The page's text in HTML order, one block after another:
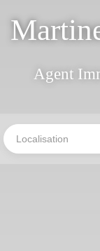
Agent
Localisation